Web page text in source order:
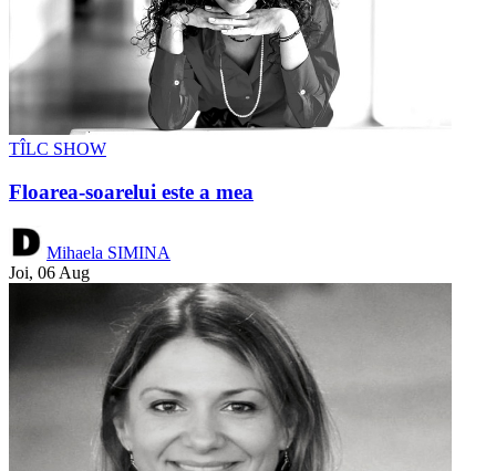
TÎLC SHOW
Floarea-soarelui este a mea
Mihaela SIMINA
Joi, 06 Aug